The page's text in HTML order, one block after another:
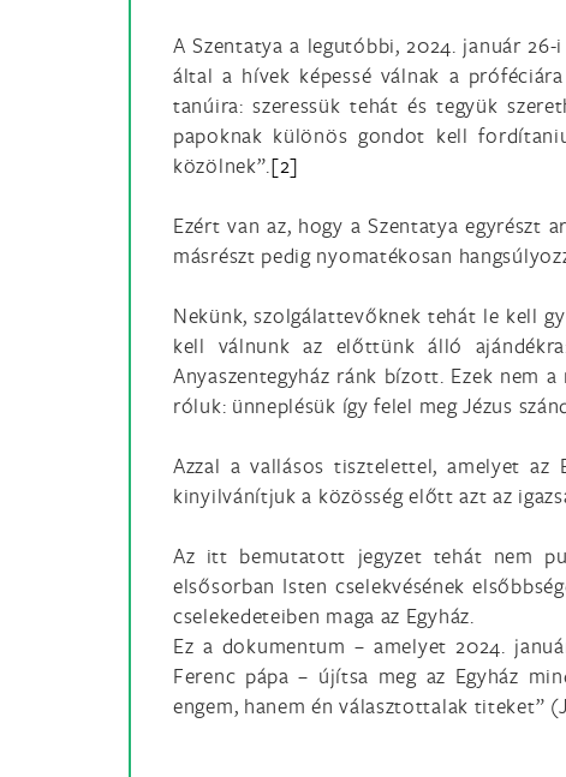
A Szentatya a legutóbbi, 2024. január
által a hívek képessé válnak a
tanúira: szeressük tehát és tegyük
papoknak különös gondot kell
közölnek”.[2]
Ezért van az, hogy a Szentatya egyrészt
másrészt pedig nyomatékosan
Nekünk, szolgálattevőknek tehát le kell
kell válnunk az előttünk álló
Anyaszentegyház ránk bízott. Ezek nem
róluk: ünneplésük így felel meg Jézus
Azzal a vallásos tisztelettel, amelyet az
kinyilvánítjuk a közösség előtt azt az
Az itt bemutatott jegyzet tehát nem
elsősorban Isten cselekvésének
cselekedeteiben maga az Egyház.
Ez a dokumentum – amelyet 2024.
Ferenc pápa – újítsa meg az Egyház
engem, hanem én választottalak titeket”